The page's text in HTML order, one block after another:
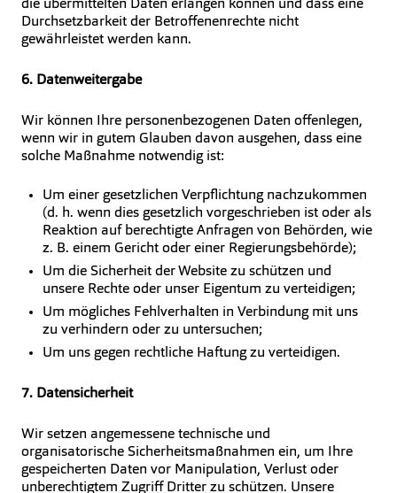
die übermittelten Daten erlangen können und dass eine
Durchsetzbarkeit der Betroffenenrechte nicht
gewährleistet werden kann.
6. Datenweitergabe
Wir können Ihre personenbezogenen Daten offenlegen,
wenn wir in gutem Glauben davon ausgehen, dass eine
solche Maßnahme notwendig ist:
Um einer gesetzlichen Verpflichtung nachzukommen
(d. h. wenn dies gesetzlich vorgeschrieben ist oder als
Reaktion auf berechtigte Anfragen von Behörden, wie
z. B. einem Gericht oder einer Regierungsbehörde);
Um die Sicherheit der Website zu schützen und
unsere Rechte oder unser Eigentum zu verteidigen;
Um mögliches Fehlverhalten in Verbindung mit uns
zu verhindern oder zu untersuchen;
Um uns gegen rechtliche Haftung zu verteidigen.
7. Datensicherheit
Wir setzen angemessene technische und
organisatorische Sicherheitsmaßnahmen ein, um Ihre
gespeicherten Daten vor Manipulation, Verlust oder
unberechtigtem Zugriff Dritter zu schützen. Unsere